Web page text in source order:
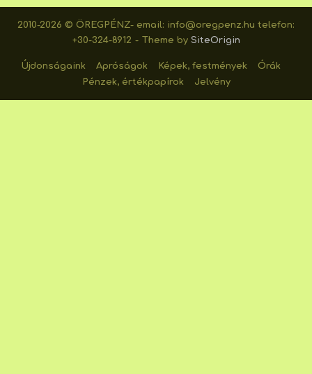
2010-2026 © ÖREGPÉNZ- email: info@oregpenz.hu telefon:
+30-324-8912
Theme by SiteOrigin
Újdonságaink Apróságok Képek, festmények
Órák
Pénzek, értékpapírok
Jelvény